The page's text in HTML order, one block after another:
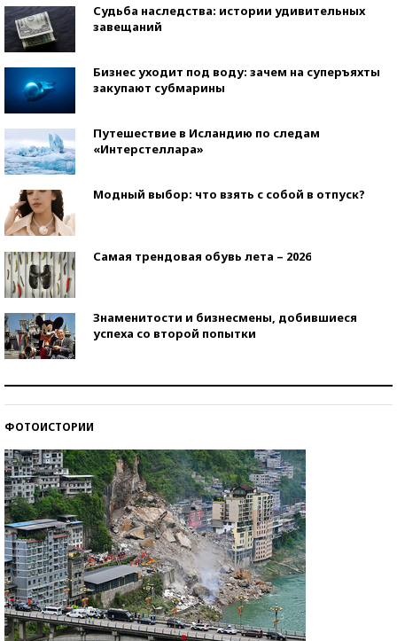
Судьба наследства: истории удивительных
завещаний
Бизнес уходит под воду: зачем на суперъяхты
закупают субмарины
Путешествие в Исландию по следам
«Интерстеллара»
Модный выбор: что взять с собой в отпуск?
Самая трендовая обувь лета – 2026
Знаменитости и бизнесмены, добившиеся
успеха со второй попытки
ФОТОИСТОРИИ